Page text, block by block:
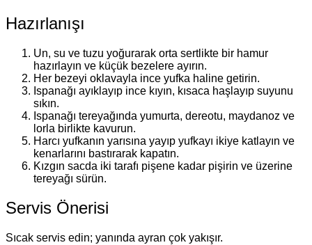
Hazırlanışı
Un, su ve tuzu yoğurarak orta sertlikte bir hamur
hazırlayın ve küçük bezelere ayırın.
Her bezeyi oklavayla ince yufka haline getirin.
Ispanağı ayıklayıp ince kıyın, kısaca haşlayıp suyunu
sıkın.
Ispanağı tereyağında yumurta, dereotu, maydanoz ve
lorla birlikte kavurun.
Harcı yufkanın yarısına yayıp yufkayı ikiye katlayın ve
kenarlarını bastırarak kapatın.
Kızgın sacda iki tarafı pişene kadar pişirin ve üzerine
tereyağı sürün.
Servis Önerisi
Sıcak servis edin; yanında ayran çok yakışır.